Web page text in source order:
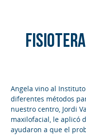
Angela vino al
diferentes métodos
nuestro centro, Jordi
maxilofacial, le aplicó
ayudaron a que el